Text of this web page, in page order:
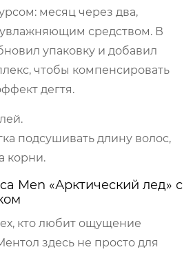
месяц через два,
средством. В
упаковку и добавил
чтобы компенсировать
дегтя.
подсушивать длину волос,
корни.
Men «Арктический лед» с
кто любит ощущение
здесь не просто для